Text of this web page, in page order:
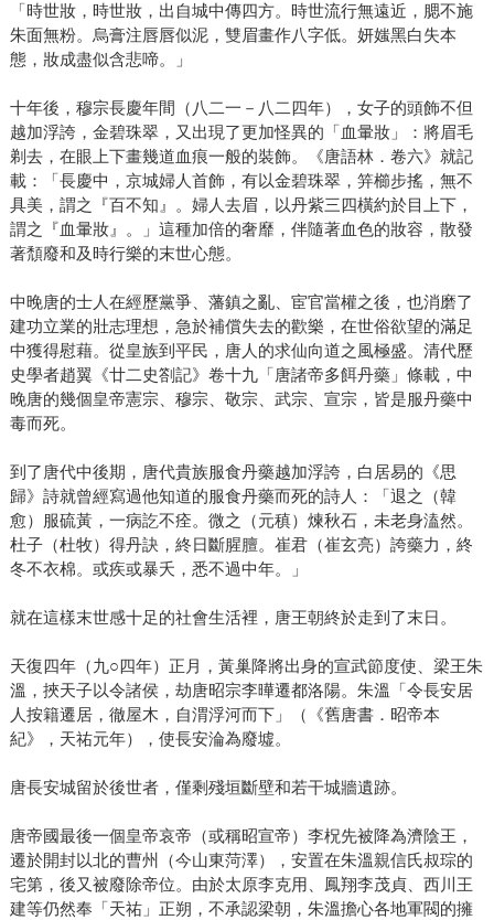
「時世妝，時世妝，出自城中傳四方。時世流行無遠近，腮不施
朱面無粉。烏膏注唇唇似泥，雙眉畫作八字低。妍媸黑白失本
態，妝成盡似含悲啼。」
十年後，穆宗長慶年間（八二一－八二四年），女子的頭飾不但
越加浮誇，金碧珠翠，又出現了更加怪異的「血暈妝」：將眉毛
剃去，在眼上下畫幾道血痕一般的裝飾。《唐語林．卷六》就記
載：「長慶中，京城婦人首飾，有以金碧珠翠，笄櫛步搖，無不
具美，謂之『百不知』。婦人去眉，以丹紫三四橫約於目上下，
謂之『血暈妝』。」這種加倍的奢靡，伴隨著血色的妝容，散發
著頹廢和及時行樂的末世心態。
中晚唐的士人在經歷黨爭、藩鎮之亂、宦官當權之後，也消磨了
建功立業的壯志理想，急於補償失去的歡樂，在世俗欲望的滿足
中獲得慰藉。從皇族到平民，唐人的求仙向道之風極盛。清代歷
史學者趙翼《廿二史劄記》卷十九「唐諸帝多餌丹藥」條載，中
晚唐的幾個皇帝憲宗、穆宗、敬宗、武宗、宣宗，皆是服丹藥中
毒而死。
到了唐代中後期，唐代貴族服食丹藥越加浮誇，白居易的《思
歸》詩就曾經寫過他知道的服食丹藥而死的詩人：「退之（韓
愈）服硫黃，一病訖不痊。微之（元稹）煉秋石，未老身溘然。
杜子（杜牧）得丹訣，終日斷腥膻。崔君（崔玄亮）誇藥力，終
冬不衣棉。或疾或暴夭，悉不過中年。」
就在這樣末世感十足的社會生活裡，唐王朝終於走到了末日。
天復四年（九○四年）正月，黃巢降將出身的宣武節度使、梁王朱
溫，挾天子以令諸侯，劫唐昭宗李曄遷都洛陽。朱溫「令長安居
人按籍遷居，徹屋木，自渭浮河而下」（《舊唐書．昭帝本
紀》，天祐元年），使長安淪為廢墟。
唐長安城留於後世者，僅剩殘垣斷壁和若干城牆遺跡。
唐帝國最後一個皇帝哀帝（或稱昭宣帝）李柷先被降為濟陰王，
遷於開封以北的曹州（今山東菏澤），安置在朱溫親信氏叔琮的
宅第，後又被廢除帝位。由於太原李克用、鳳翔李茂貞、西川王
建等仍然奉「天祐」正朔，不承認梁朝，朱溫擔心各地軍閥的擁